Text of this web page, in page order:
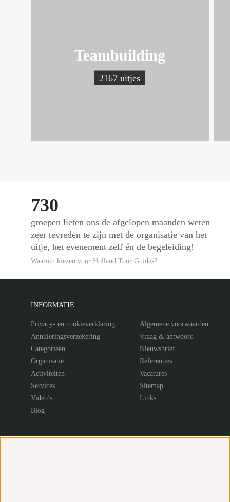
Teambuilding
2167 uitjes
730
groepen lieten ons de afgelopen maanden weten
zeer tevreden te zijn met de organisatie van het
uitje, het evenement zelf én de begeleiding!
Waarom kiezen voor Holland Tour Guides?
INFORMATIE
Privacy- en cookieverklaring
Algemene voorwaarden
Annuleringsverzekering
Vraag & antwoord
Categorieën
Nieuwsbrief
Organisatie
Referenties
Activiteiten
Vacatures
Services
Sitemap
Video’s
Links
Blog